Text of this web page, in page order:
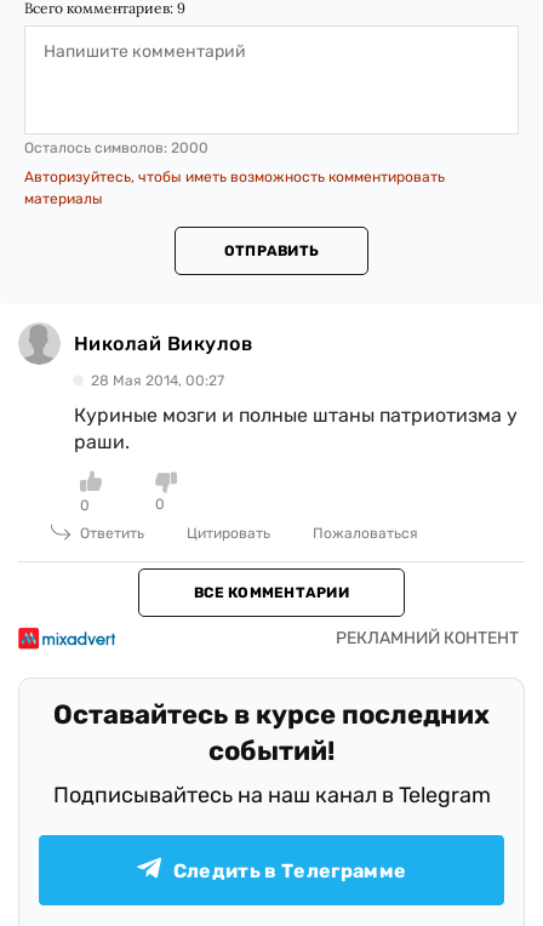
Всего комментариев: 9
Осталось символов: 2000
Авторизуйтесь, чтобы иметь возможность комментировать
материалы
ОТПРАВИТЬ
Николай Викулов
28 Мая 2014, 00:27
Куриные мозги и полные штаны патриотизма у
раши.
0
0
Ответить
Цитировать Пожаловаться
ВСЕ КОММЕНТАРИИ
Оставайтесь в курсе последних
событий!
Подписывайтесь на наш канал в Telegram
Следить в Телеграмме